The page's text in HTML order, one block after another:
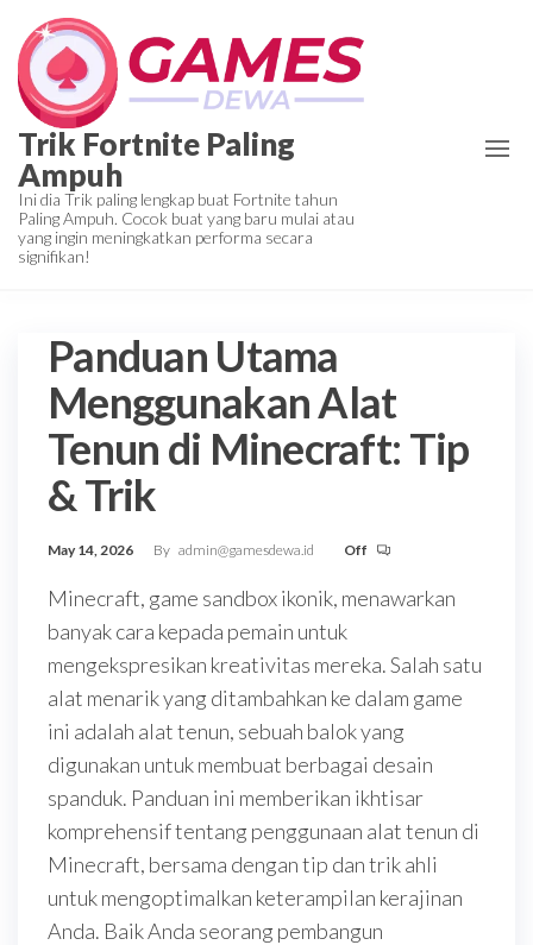
the
content
Trik Fortnite Paling
Ampuh
Ini dia Trik paling lengkap buat Fortnite tahun
Paling Ampuh. Cocok buat yang baru mulai atau
yang ingin meningkatkan performa secara
signifikan!
Panduan Utama
Menggunakan Alat
Tenun di Minecraft: Tip
& Trik
May 14, 2026 By admin@gamesdewa.id Off
Minecraft, game sandbox ikonik, menawarkan
banyak cara kepada pemain untuk
mengekspresikan kreativitas mereka. Salah satu
alat menarik yang ditambahkan ke dalam game
ini adalah alat tenun, sebuah balok yang
digunakan untuk membuat berbagai desain
spanduk. Panduan ini memberikan ikhtisar
komprehensif tentang penggunaan alat tenun di
Minecraft, bersama dengan tip dan trik ahli
untuk mengoptimalkan keterampilan kerajinan
Anda. Baik Anda seorang pembangun